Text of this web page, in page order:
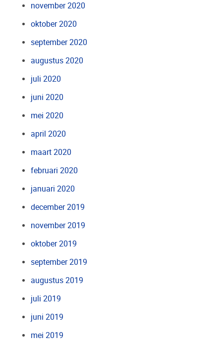
november 2020
oktober 2020
september 2020
augustus 2020
juli 2020
juni 2020
mei 2020
april 2020
maart 2020
februari 2020
januari 2020
december 2019
november 2019
oktober 2019
september 2019
augustus 2019
juli 2019
juni 2019
mei 2019